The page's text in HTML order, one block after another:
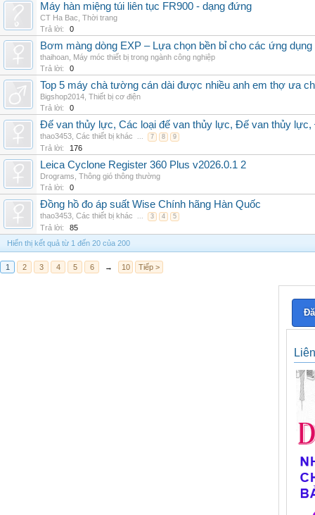
Máy hàn miệng túi liên tục FR900 - dạng đứng
CT Ha Bac Thời trang
Trả lời:
0
Bơm màng dòng EXP – Lựa chọn bền bỉ cho các ứng
thaihoan Máy móc thiết bị trong ngành công nghiệp
Trả lời:
0
Top 5 máy chà tường cán dài được nhiều anh em thợ ưa
Bigshop2014 Thiết bị cơ điện
Trả lời:
0
Đế van thủy lực, Các loại đế van thủy lực, Đế van thủy
thao3453 Các thiết bị khác ... 7 8 9
Trả lời: 176
Leica Cyclone Register 360 Plus v2026.0.1 2
Drograms Thông gió thông thường
Trả lời:
0
Đồng hồ đo áp suất Wise Chính hãng Hàn Quốc
thao3453 Các thiết bị khác ... 3 4 5
Trả lời:
85
Hiển thị kết quả từ 1 đến 20 của 200
1 2 3 4 5 6 → 10 Tiếp >